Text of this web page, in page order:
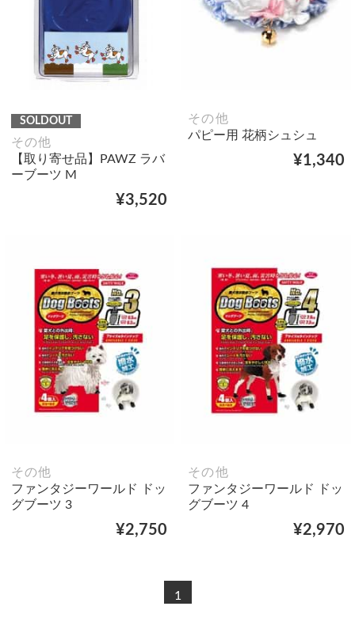
SOLDOUT
その他
【取り寄せ品】PAWZ ラバ
ーブーツ M
¥3,520
その他
パピー用 花柄シュシュ
¥1,340
その他
ファンタジーワールド ドッ
グブーツ 3
¥2,750
その他
ファンタジーワールド ドッ
グブーツ 4
¥2,970
1